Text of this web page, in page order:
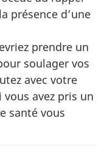
présence d’une
prendre un
soulager vos
avec votre
avez pris un
santé vous